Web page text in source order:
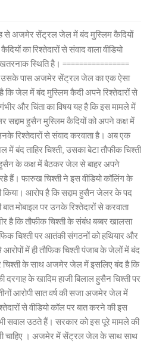
से अजमेर सेंट्रल जेल में बंद मुस्लिम कैदियों
का रिश्तेदारों से संवाद वाला वीडियो
स्थिति है। ================
उसके पास अजमेर सेंट्रल जेल का एक ऐसा
है कि जेल में बंद मुस्लिम कैदी अपने रिश्तेदारों से
और चिंता का विषय यह है कि इस मामले में
सद्दाम हुसैन मुस्लिम कैदियों को अपने कक्ष में
रिश्तेदारों से संवाद करवाता है। अब एक
बंद ताहिर चिश्ती, उसका बेटा तौफीक चिश्ती
के कक्ष में बैठकर जेल से बाहर अपने
हैं। फारुख चिश्ती ने इस वीडियो कॉलिंग के
किया। आरोप है कि सद्दाम हुसैन जेलर के पद
मोबाइल पर उनके रिश्तेदारों से करवाता
है कि तौफीक चिश्ती के संबंध बब्बर खालसा
चिश्ती पर आतंकी संगठनों को हथियार और
में ही तौफिक चिश्ती पंजाब के जेलों में बंद
चिश्ती के साथ अजमेर जेल में इसलिए बंद है कि
के खादिम हाजी बिलाल हुसैन चिश्ती पर
आरोपी सात वर्ष की सजा अजमेर जेल में
से वीडियो कॉल पर बात करने की इस
सवाल उठते हैं। सरकार को इस पूरे मामले की
चाहिए । अजमेर में सेंट्रल जेल के साथ साथ